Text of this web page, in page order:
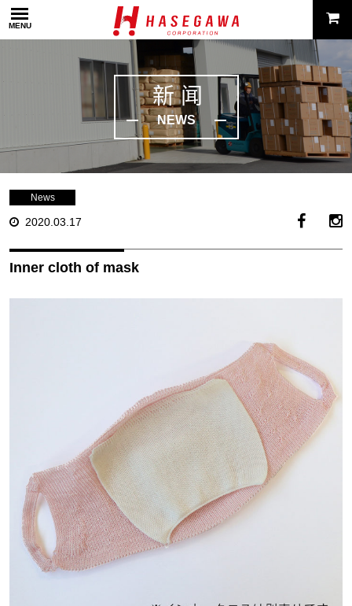
MENU
新闻
NEWS
News
2020.03.17
Inner cloth of mask